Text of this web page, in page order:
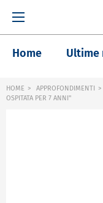
Home Ultime
HOME APPROFONDIMENTI
OSPITATA PER 7 ANNI"